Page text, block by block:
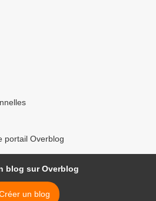
portail Overblog
blog sur Overblog
un blog